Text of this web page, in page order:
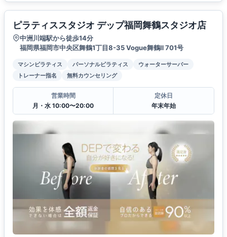
ピラティススタジオ デップ福岡舞鶴スタジオ店
中洲川端駅から徒歩14分
福岡県福岡市中央区舞鶴1丁目8-35 Vogue舞鶴Ⅱ 701号
マシンピラティス パーソナルピラティス
ウォーターサーバー
トレーナー指名
無料カウンセリング
営業時間
月・水 10:00〜20:00
定休日
年末年始